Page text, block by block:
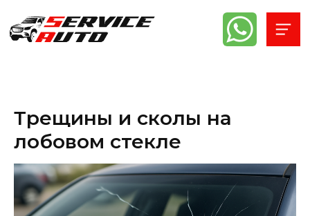
Трещины и сколы на
лобовом стекле